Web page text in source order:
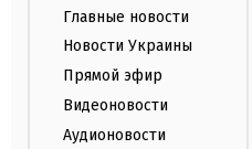
Главные новости
Новости Украины
Прямой эфир
Видеоновости
Аудионовости